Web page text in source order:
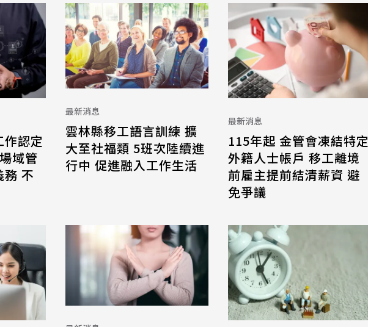
認定
域管
務 不
最新消息
雲林縣移工語言訓練 擴
大至社福類 5班次陸續進
行中 促進融入工作生活
最新消息
115年起 金管會凍結特定
外籍人士帳戶 移工離境
前雇主提前結清薪資 避
免爭議